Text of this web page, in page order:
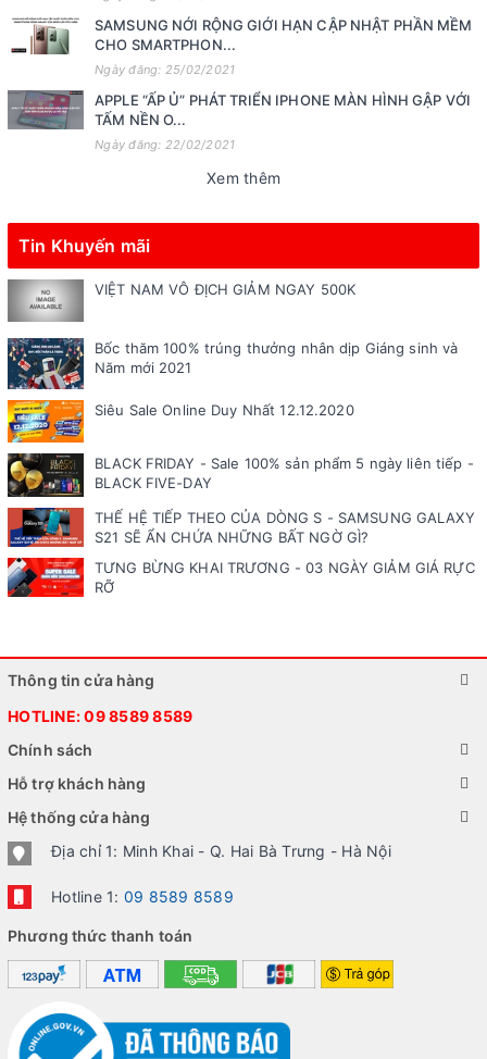
SAMSUNG NỚI RỘNG GIỚI HẠN CẬP NHẬT PHẦN MỀM
CHO SMARTPHON...
Ngày đăng: 25/02/2021
APPLE “ẤP Ủ” PHÁT TRIỂN IPHONE MÀN HÌNH GẬP VỚI
TẤM NỀN O...
Ngày đăng: 22/02/2021
Xem thêm
Tin Khuyến mãi
VIỆT NAM VÔ ĐỊCH GIẢM NGAY 500K
Bốc thăm 100% trúng thưởng nhân dịp Giáng sinh và
Năm mới 2021
Siêu Sale Online Duy Nhất 12.12.2020
BLACK FRIDAY - Sale 100% sản phẩm 5 ngày liên tiếp -
BLACK FIVE-DAY
THẾ HỆ TIẾP THEO CỦA DÒNG S - SAMSUNG GALAXY
S21 SẼ ẨN CHỨA NHỮNG BẤT NGỜ GÌ?
TƯNG BỪNG KHAI TRƯƠNG - 03 NGÀY GIẢM GIÁ RỰC
RỠ
Thông tin cửa hàng
HOTLINE:09 8589 8589
Chính sách
Hỗ trợ khách hàng
Hệ thống cửa hàng
Địa chỉ 1: Minh Khai - Q. Hai Bà Trưng - Hà Nội
Hotline 1: 09 8589 8589
Phương thức thanh toán